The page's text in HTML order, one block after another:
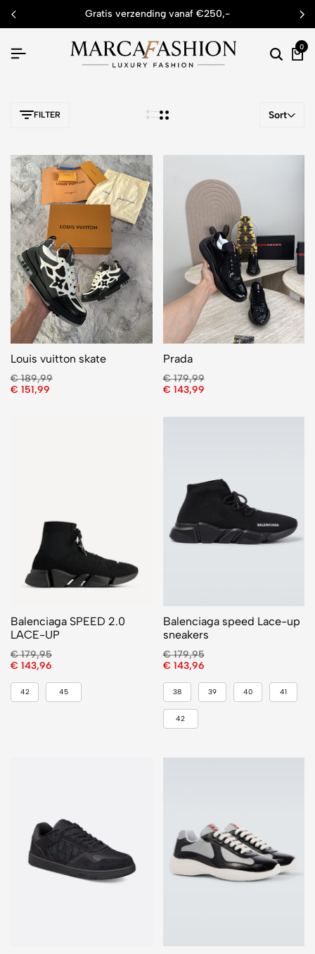
gratis verzending vanaf €250,-
0
FILTER Sort
Louis vuitton skate
€189,99
€ 151,99
Prada
€179,99
€ 143,99
Balenciaga SPEED 2.0
LACE-UP
€179,95
€ 143,96
42 45
Balenciaga speed Lace-up
sneakers
€179,95
€ 143,96
38 39 40 41
42